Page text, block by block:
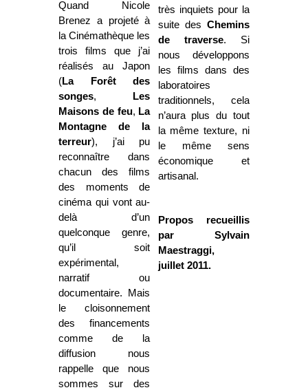
Quand Nicole
Brenez a projeté à
la Cinémathèque les
trois films que j’ai
réalisés au Japon
(La Forêtdes
songes, Les
Maisons de feu, La
Montagne de la
terreur), j’ai pu
reconnaître dans
chacun des films
des moments de
cinéma qui vont au-
delà d’un
quelconque genre,
qu’il soit
expérimental,
narratif ou
documentaire. Mais
le cloisonnement
des financements
comme de la
diffusion nous
rappelle que nous
sommes sur des
très inquiets pour la
suite des Chemins
de traverse. Si
nous développons
les films dans des
laboratoires
traditionnels, cela
n’aura plus du tout
la même texture, ni
le même sens
économique et
artisanal.
Propos recueillis
par Sylvain
Maestraggi,
juillet 2011.